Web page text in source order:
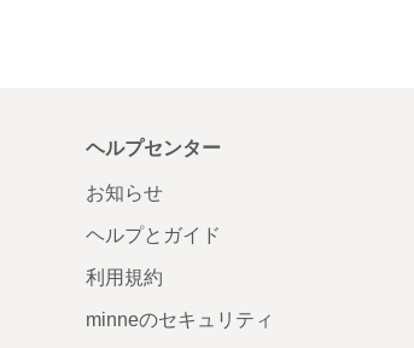
ヘルプセンター
お知らせ
ヘルプとガイド
利用規約
minneのセキュリティ